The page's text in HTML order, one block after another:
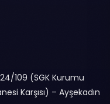
109 (SGK Kurumu
Karşısı) – Ayşekadın